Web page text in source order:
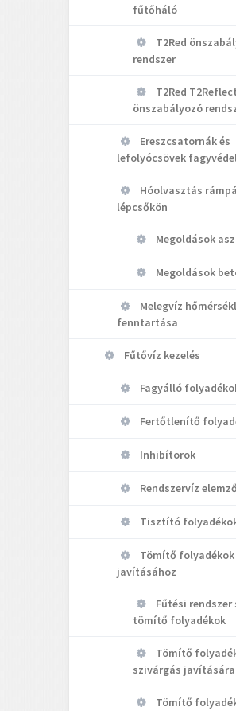
fűtőháló
T2Red
rendszer
T2Red
önszabályozó
Ereszcsatornák és
lefolyócsövek
Hóolvasztás
lépcsőkön
Megoldások
Megoldások
Melegvíz
fenntartása
Fűtővíz kezelés
Fagyálló
Fertőtlenítő
Inhibítorok
Rendszervíz
Tisztító
Tömítő
javításához
Fűtési rendszer
tömítő folyadékok
Tömítő
szivárgás javítására
Tömítő